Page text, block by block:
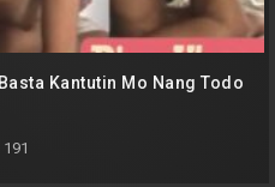
Kantutin Mo Nang Todo
191